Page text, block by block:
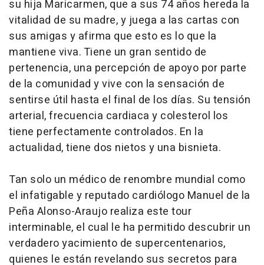
su hija Maricarmen, que a sus 74 años hereda la
vitalidad de su madre, y juega a las cartas con
sus amigas y afirma que esto es lo que la
mantiene viva. Tiene un gran sentido de
pertenencia, una percepción de apoyo por parte
de la comunidad y vive con la sensación de
sentirse útil hasta el final de los días. Su tensión
arterial, frecuencia cardiaca y colesterol los
tiene perfectamente controlados. En la
actualidad, tiene dos nietos y una bisnieta.
Tan solo un médico de renombre mundial como
el infatigable y reputado cardiólogo Manuel de la
Peña Alonso-Araujo realiza este tour
interminable, el cual le ha permitido descubrir un
verdadero yacimiento de supercentenarios,
quienes le están revelando sus secretos para